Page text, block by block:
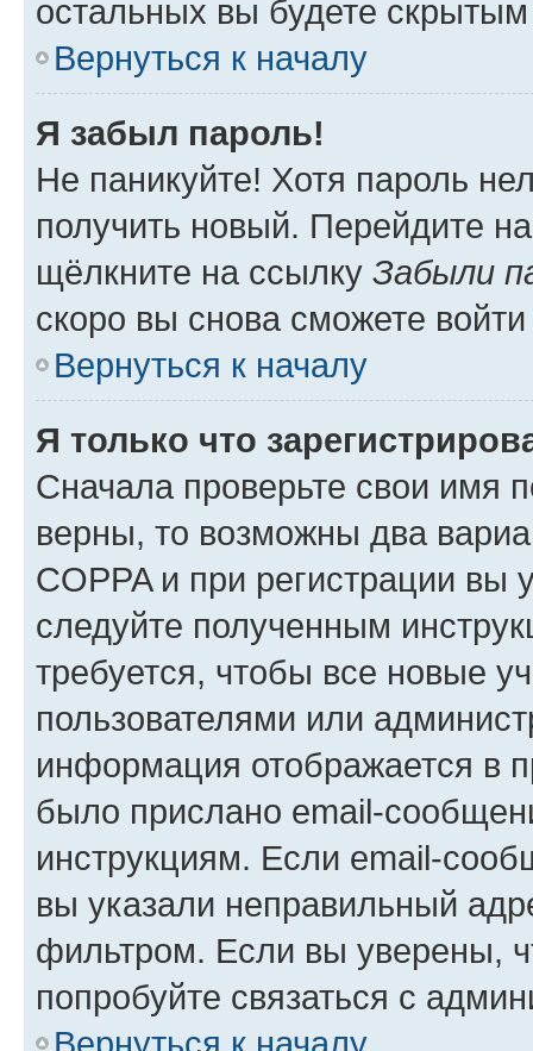
остальных вы будете
Вернуться к началу
Я забыл пароль!
Не паникуйте! Хотя пароль
получить новый. Перейдите
щёлкните на ссылку Забыли
скоро вы снова сможете
Вернуться к началу
Я только что
Сначала проверьте свои имя
верны, то возможны два
COPPA и при регистрации вы
следуйте полученным
требуется, чтобы все новые
пользователями или
информация отображается в
было прислано email-
инструкциям. Если email-
вы указали неправильный
фильтром. Если вы уверены,
попробуйте связаться с
Вернуться к началу